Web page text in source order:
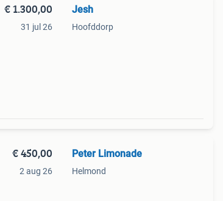
€ 1.300,00
31 jul 26
Jesh
Hoofddorp
€ 450,00
2 aug 26
Peter Limonade
Helmond